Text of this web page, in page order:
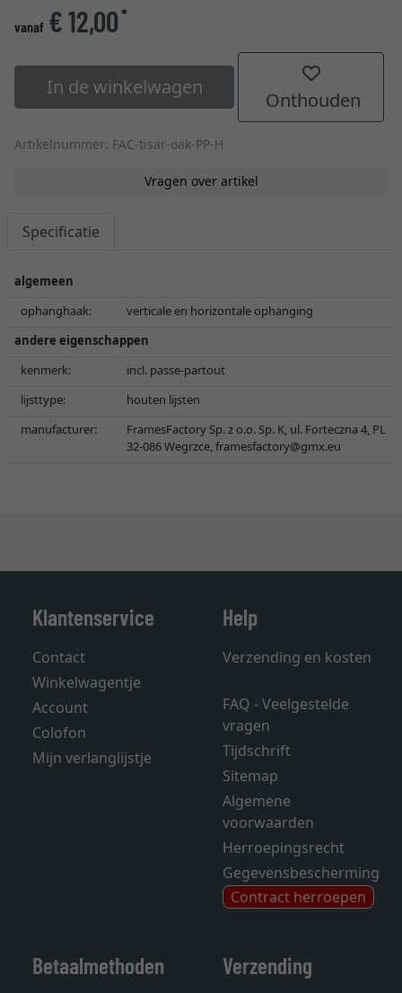
vanaf € 12,00*
In de winkelwagen
Onthouden
Artikelnummer: FAC-tisar-oak-PP-H
Vragen over artikel
Specificatie
algemeen
ophanghaak:
verticale en horizontale ophanging
andere eigenschappen
kenmerk:
incl. passe-partout
lijsttype:
houten lijsten
manufacturer:
FramesFactory Sp. z o.o. Sp. K, ul. Forteczna 4, PL
32-086 Wegrzce,framesfactory@gmx.eu
Klantenservice
Contact
Winkelwagentje
Account
Colofon
Mijn verlanglijstje
Help
Verzending en kosten
FAQ - Veelgestelde
vragen
Tijdschrift
Sitemap
Algemene
voorwaarden
Herroepingsrecht
Gegevensbescherming
Contract herroepen
Betaalmethoden Verzending